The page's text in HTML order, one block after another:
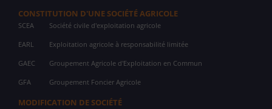
CONSTITUTION D'UNE SOCIÉTÉ AGRICOLE
SCEA Société civile d'exploitation agricole
EARL Exploitation agricole à responsabilité limitée
GAEC Groupement Agricole d'Exploitation en Commun
GFA Groupement Foncier Agricole
MODIFICATION DE SOCIÉTÉ